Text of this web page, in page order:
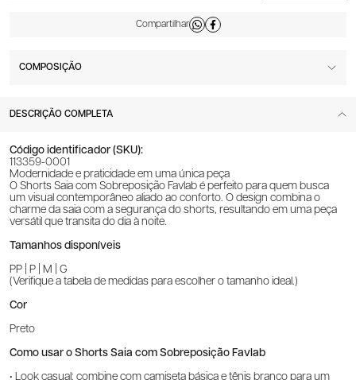
COMPOSIÇÃO
DESCRIÇÃO COMPLETA
Código identificador (SKU):
113359-0001
Modernidade e praticidade em uma única peça
O Shorts Saia com Sobreposição Favlab é perfeito para quem busca
um visual contemporâneo aliado ao conforto. O design combina o
charme da saia com a segurança do shorts, resultando em uma peça
versátil que transita do dia à noite.
Tamanhos disponíveis
PP | P | M | G
(Verifique a tabela de medidas para escolher o tamanho ideal.)
Cor
Preto
Como usar o Shorts Saia com Sobreposição Favlab
• Look casual: combine com camiseta básica e tênis branco para um